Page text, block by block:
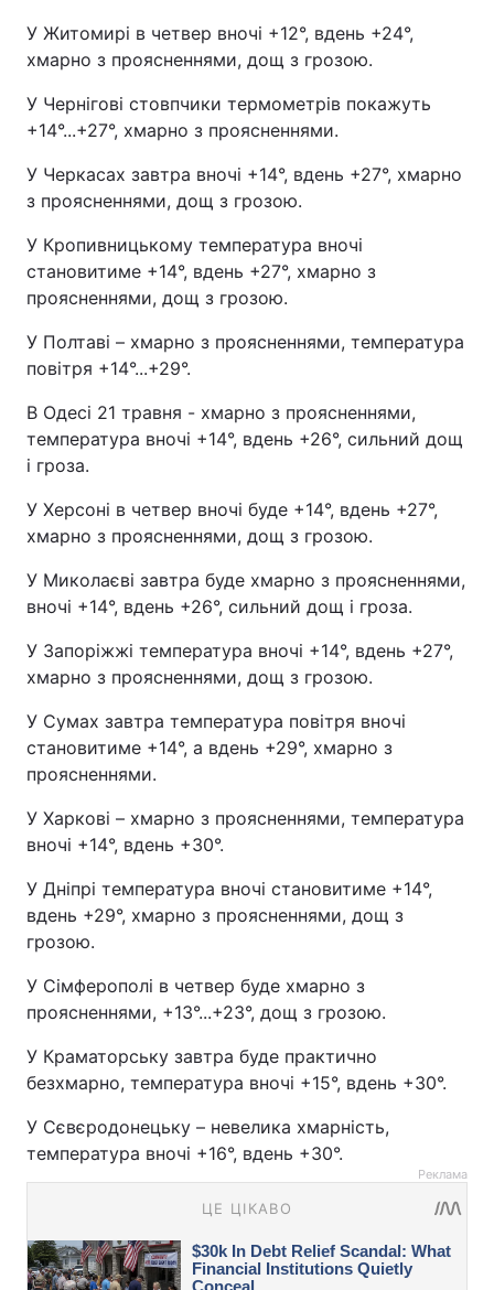
У Житомирі в четвер вночі +12°, вдень +24°,
хмарно з проясненнями, дощ з грозою.
У Чернігові стовпчики термометрів покажуть
+14°...+27°, хмарно з проясненнями.
У Черкасах завтра вночі +14°, вдень +27°, хмарно
з проясненнями, дощ з грозою.
У Кропивницькому температура вночі
становитиме +14°, вдень +27°, хмарно з
проясненнями, дощ з грозою.
У Полтаві – хмарно з проясненнями, температура
повітря +14°...+29°.
В Одесі 21 травня - хмарно з проясненнями,
температура вночі +14°, вдень +26°, сильний дощ
і гроза.
У Херсоні в четвер вночі буде +14°, вдень +27°,
хмарно з проясненнями, дощ з грозою.
У Миколаєві завтра буде хмарно з проясненнями,
вночі +14°, вдень +26°, сильний дощ і гроза.
У Запоріжжі температура вночі +14°, вдень +27°,
хмарно з проясненнями, дощ з грозою.
У Сумах завтра температура повітря вночі
становитиме +14°, а вдень +29°, хмарно з
проясненнями.
У Харкові – хмарно з проясненнями, температура
вночі +14°, вдень +30°.
У Дніпрі температура вночі становитиме +14°,
вдень +29°, хмарно з проясненнями, дощ з
грозою.
У Сімферополі в четвер буде хмарно з
проясненнями, +13°...+23°, дощ з грозою.
У Краматорську завтра буде практично
безхмарно, температура вночі +15°, вдень +30°.
У Сєвєродонецьку – невелика хмарність,
температура вночі +16°, вдень +30°.
Реклама